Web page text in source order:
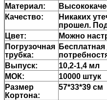
Материал:
Качество:
Никаких
прошел.
Цвет:
Можно
Погрузочная
трубка:
Выпуск:
10,2-1,4 мл
МОК:
10000 штук
Размер
Кортона:
57*33*39 см